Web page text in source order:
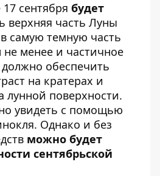
сентября будет
верхняя часть Луны
самую темную часть
менее и частичное
обеспечить
на кратерах и
лунной поверхности.
увидеть с помощью
Однако и без
можно будет
сентябрьской